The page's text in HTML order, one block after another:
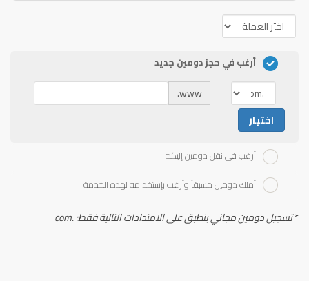
أرغب في حجز دومين جديد
www.
اختيار
أرغب في نقل دومين إليكم
أملك دومين مسبقاً وأرغب بإستخدامه لهذه الخدمة
*تسجيل دومين مجاني ينطبق على الامتدادات التالية فقط: .com